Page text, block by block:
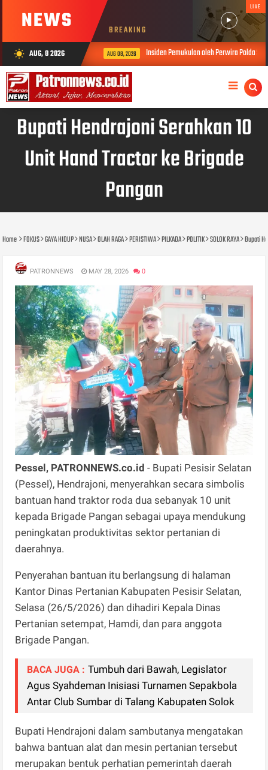
NEWS BREAKING
LIVE
wb_sunny AUG, 8 2026 AUG 08, 2026 Insiden Pemukulan oleh Perwira Polda
Bupati Hendrajoni Serahkan 10
Unit Hand Tractor ke Brigade
Pangan
Home FOKUS GAYA HIDUP NUSA OLAH RAGA PERISTIWA PILKADA POLITIK SOLOK RAYA Bupati
PATRONNEWS MAY 28, 2026 0
Pessel, PATRONNEWS.co.id - Bupati Pesisir Selatan
(Pessel), Hendrajoni, menyerahkan secara simbolis
bantuan hand traktor roda dua sebanyak 10 unit
kepada Brigade Pangan sebagai upaya mendukung
peningkatan produktivitas sektor pertanian di
daerahnya.
Penyerahan bantuan itu berlangsung di halaman
Kantor Dinas Pertanian Kabupaten Pesisir Selatan,
Selasa (26/5/2026) dan dihadiri Kepala Dinas
Pertanian setempat, Hamdi, dan para anggota
Brigade Pangan.
BACA JUGA : Tumbuh dari Bawah, Legislator
Agus Syahdeman Inisiasi Turnamen Sepakbola
Antar Club Sumbar di Talang Kabupaten Solok
Bupati Hendrajoni dalam sambutanya mengatakan
bahwa bantuan alat dan mesin pertanian tersebut
merupakan bentuk perhatian pemerintah daerah